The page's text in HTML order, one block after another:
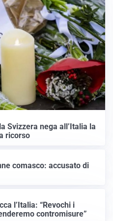
Svizzera nega all’Italia la
ricorso
comasco: accusato di
l’Italia: “Revochi i
contromisure”